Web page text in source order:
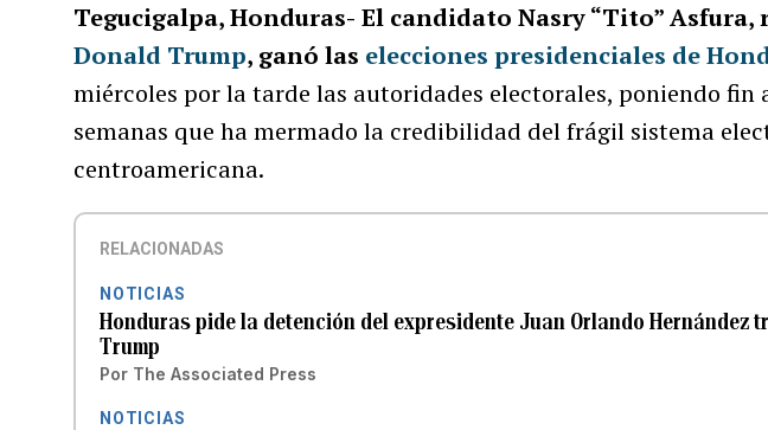
Tegucigalpa, Honduras- El candidato Nasry “Tito” Asfura,
Donald Trump, ganó las elecciones presidenciales de
miércoles por la tarde las autoridades electorales, poniendo fin
semanas que ha mermado la credibilidad del frágil sistema
centroamericana.
RELACIONADAS
NOTICIAS
Honduras pide la detención del expresidente Juan Orlando Hernández
Trump
Por The Associated Press
NOTICIAS